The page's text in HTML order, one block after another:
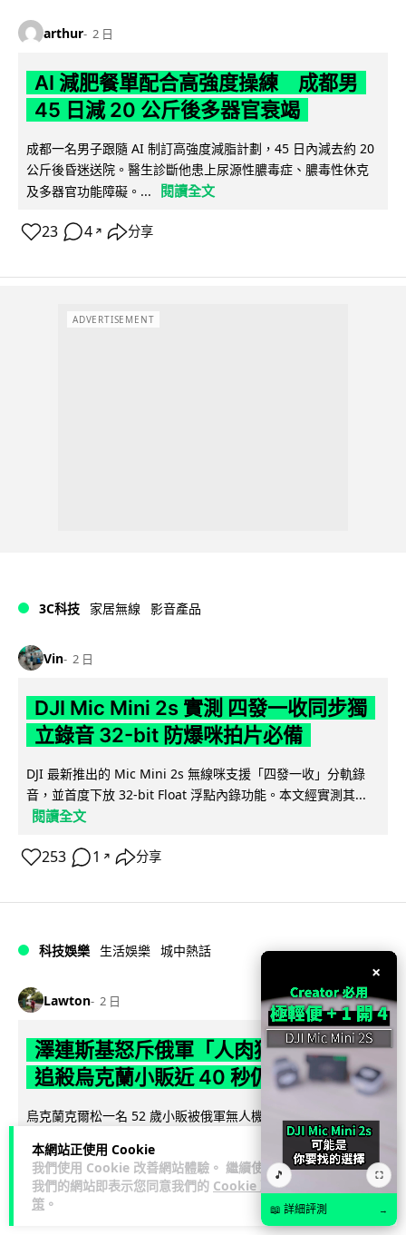
本網站正使用 Cookie
我們使用 Cookie 改善網站體驗。 繼續使用
我們的網站即表示您同意我們的 Cookie 政
策 。
arthur 2 日
AI 減肥餐單配合高強度操練 成都男
45 日減 20 公斤後多器官衰竭
成都一名男子跟隨 AI 制訂高強度減脂計劃，45 日內減去約 20
公斤後昏迷送院。醫生診斷他患上尿源性膿毒症、膿毒性休克
及多器官功能障礙。...
閱讀全文
23 4 ↗ 分享
ADVERTISEMENT
3C科技 家居無線 影音產品
Vin 2 日
DJI Mic Mini 2s 實測 四發一收同步獨
立錄音 32-bit 防爆咪拍片必備
DJI 最新推出的 Mic Mini 2s 無線咪支援「四發一收」分軌錄
音，並首度下放 32-bit Float 浮點內錄功能。本文經實測其...
閱讀全文
253 1 ↗ 分享
科技娛樂 生活娛樂 城中熱話
Lawton 2 日
澤連斯基怒斥俄軍「人肉狩獵」 無人機
追殺烏克蘭小販近 40 秒仍被炸傷
烏克蘭克爾松一名 52 歲小販被俄軍無人機追擊近 40 秒後被炸
傷，影片由烏克蘭總統澤連斯基公開。他直斥俄軍對平民進行
「狩獵式」攻擊，烏克蘭... 閱讀全文
133
×
🎵 ⛶
📖 詳細評測 →